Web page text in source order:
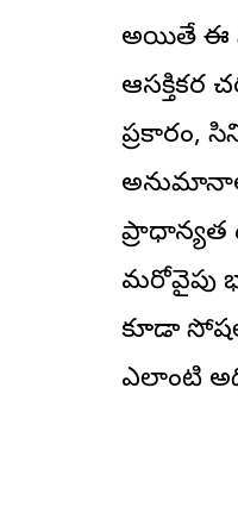
అయితే ఈ
ఆసక్తికర
ప్రకారం,
ప్రాధాన్యత
మరోవైపు
కూడా
ఎలాంటి